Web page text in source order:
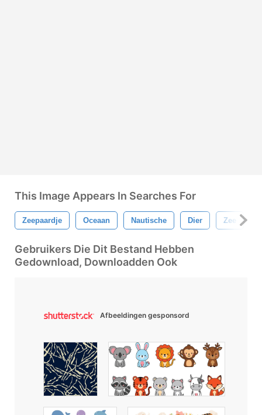
This Image Appears In Searches For
Zeepaardje Oceaan Nautische Dier Zee
Gebruikers Die Dit Bestand Hebben
Gedownload, Downloadden Ook
Afbeeldingen gesponsord